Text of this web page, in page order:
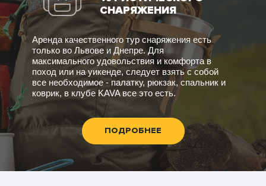
СНАРЯЖЕНИЯ
Аренда качественного тур снаряжения есть
только во Львове и Днепре. Для
максимального удовольствия и комфорта в
поход или на уикенде, следует взять с собой
все необходимое - палатку, рюкзак, спальник и
коврик, в клубе KAVA все это есть.
ПОДРОБНЕЕ